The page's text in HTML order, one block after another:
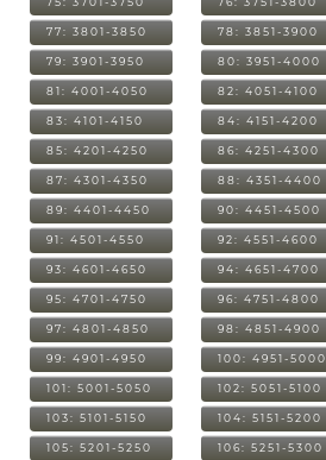
77: 3801-3850 78: 3851-3900
79: 3901-3950 80: 3951-4000
81: 4001-4050 82: 4051-4100
83: 4101-4150 84: 4151-4200
85: 4201-4250 86: 4251-4300
87: 4301-4350 88: 4351-4400
89: 4401-4450 90: 4451-4500
91: 4501-4550 92: 4551-4600
93: 4601-4650 94: 4651-4700
95: 4701-4750 96: 4751-4800
97: 4801-4850 98: 4851-4900
99: 4901-4950 100: 4951-5000
101: 5001-5050 102: 5051-5100
103: 5101-5150 104: 5151-5200
105: 5201-5250 106: 5251-5300